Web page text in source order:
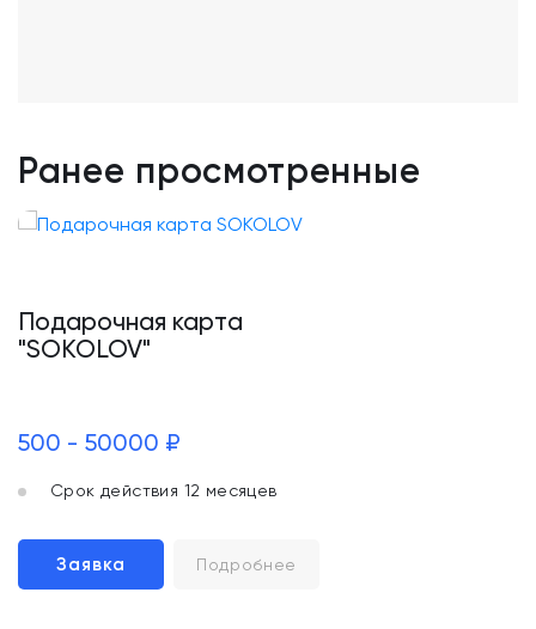
Ранее просмотренные
Подарочная карта
"SOKOLOV"
500 - 50000 ₽
Срок действия 12 месяцев
Заявка Подробнее